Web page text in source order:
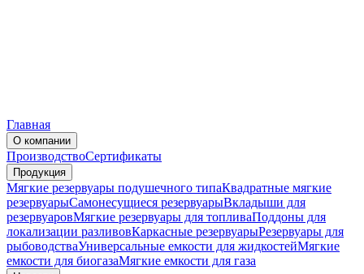
Главная
О компании
ПроизводствоСертификаты
Продукция
Мягкие резервуары подушечного типаКвадратные мягкие
резервуарыСамонесущиеся резервуарыВкладыши для
резервуаровМягкие резервуары для топливаПоддоны для
локализации разливовКаркасные резервуарыРезервуары для
рыбоводстваУниверсальные емкости для жидкостейМягкие
емкости для биогазаМягкие емкости для газа